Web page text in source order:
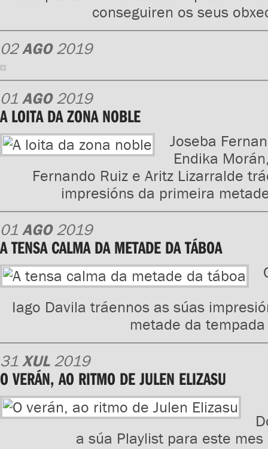
conseguiren os seus
02AGO2019
01 AGO2019
A LOITA DA ZONA NOBLE
Joseba
Endika
Fernando Ruiz e Aritz Lizarralde
impresións da primeira
01 AGO2019
A TENSA CALMA DA METADE DA TÁBOA
Iago Davila tráennos as súas
metade da tempada
31 XUL2019
O VERÁN, AO RITMO DE JULEN ELIZASU
a súa Playlist para este mes